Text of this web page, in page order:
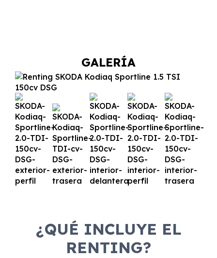
GALERÍA
¿QUÉ INCLUYE EL
RENTING?